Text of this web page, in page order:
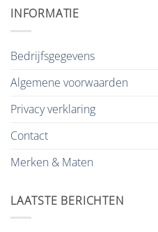
INFORMATIE
Bedrijfsgegevens
Algemene voorwaarden
Privacy verklaring
Contact
Merken & Maten
LAATSTE BERICHTEN